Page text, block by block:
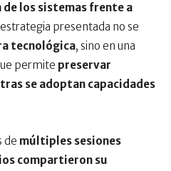
los sistemas frente a
estrategia presentada no se
tecnológica, sino en una
permite preservar
se adoptan capacidades
de múltiples sesiones
compartieron su